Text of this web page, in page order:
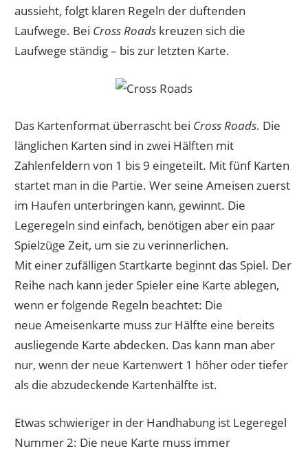
aussieht, folgt klaren Regeln der duftenden
Laufwege. Bei Cross Roads kreuzen sich die
Laufwege ständig – bis zur letzten Karte.
Das Kartenformat überrascht bei Cross Roads. Die
länglichen Karten sind in zwei Hälften mit
Zahlenfeldern von 1 bis 9 eingeteilt. Mit fünf Karten
startet man in die Partie. Wer seine Ameisen zuerst
im Haufen unterbringen kann, gewinnt. Die
Legeregeln sind einfach, benötigen aber ein paar
Spielzüge Zeit, um sie zu verinnerlichen.
Mit einer zufälligen Startkarte beginnt das Spiel. Der
Reihe nach kann jeder Spieler eine Karte ablegen,
wenn er folgende Regeln beachtet: Die
neue Ameisenkarte muss zur Hälfte eine bereits
ausliegende Karte abdecken. Das kann man aber
nur, wenn der neue Kartenwert 1 höher oder tiefer
als die abzudeckende Kartenhälfte ist.
Etwas schwieriger in der Handhabung ist Legeregel
Nummer 2: Die neue Karte muss immer